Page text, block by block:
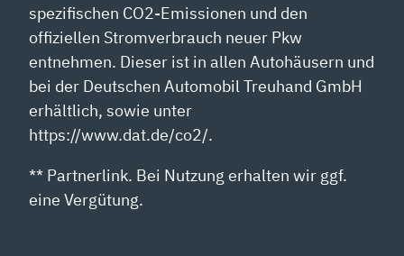
spezifischen CO2-Emissionen und den
offiziellen Stromverbrauch neuer Pkw
entnehmen. Dieser ist in allen Autohäusern und
bei der Deutschen Automobil Treuhand GmbH
erhältlich, sowie unter
https://www.dat.de/co2/.
** Partnerlink. Bei Nutzung erhalten wir ggf.
eine Vergütung.